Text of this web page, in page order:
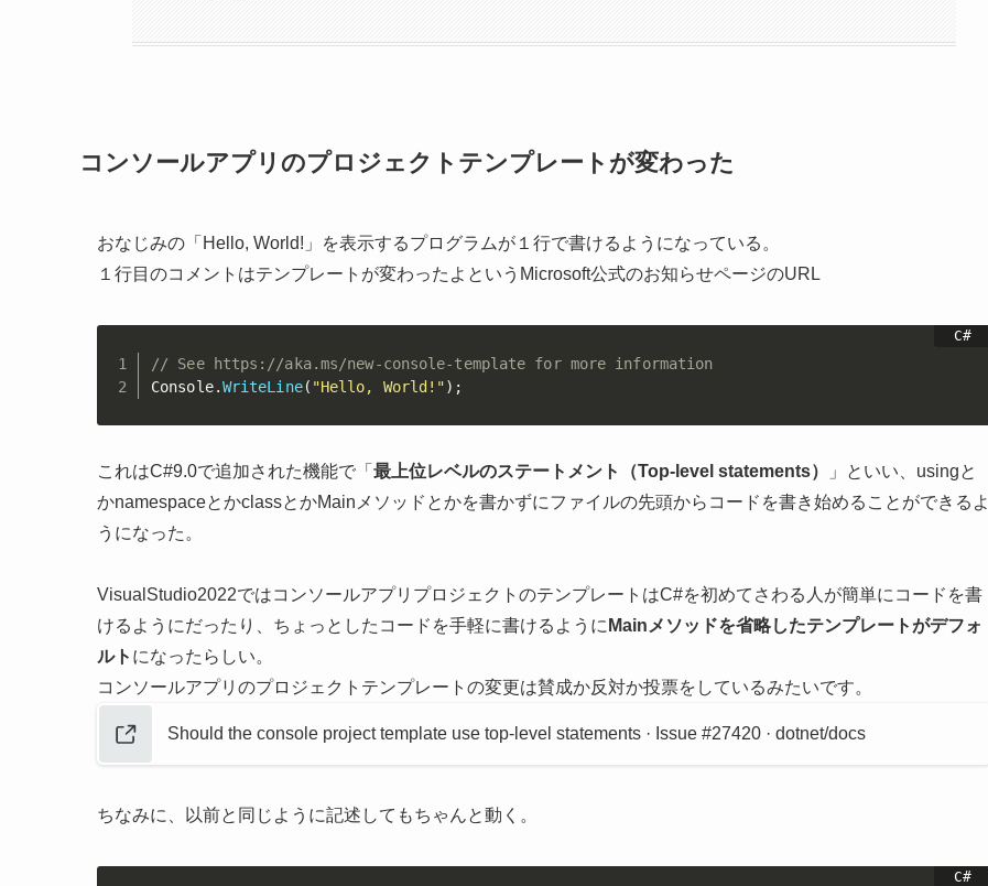
コンソールアプリのプロジェクトテンプレートが変わった
おなじみの「Hello, World!」を表示するプログラムが１行で書けるようになっている。
１行目のコメントはテンプレートが変わったよというMicrosoft公式のお知らせページのURL
// See https://aka.ms/new-console-template for more information
Console.WriteLine( "Hello, World!") ;
これはC#9.0で追加された機能で「 最上位レベルのステートメント（Top-level statements）
」といい、usingと
かnamespaceとかclassとかMainメソッドとかを書かずにファイルの先頭からコードを書き始めることができるよ
うになった。
VisualStudio2022ではコンソールアプリプロジェクトのテンプレートはC#を初めてさわる人が簡単にコードを書
けるようにだったり、ちょっとしたコードを手軽に書けるように Mainメソッドを省略したテンプレートがデフォ
ルト になったらしい。
コンソールアプリのプロジェクトテンプレートの変更は賛成か反対か投票をしているみたいです。
Should the console project template use top-level statements · Issue #27420 · dotnet/docs
ちなみに、以前と同じように記述してもちゃんと動く。